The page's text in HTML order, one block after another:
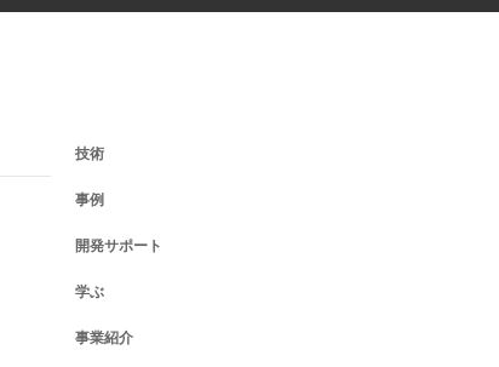
技術
事例
開発サポート
学ぶ
事業紹介